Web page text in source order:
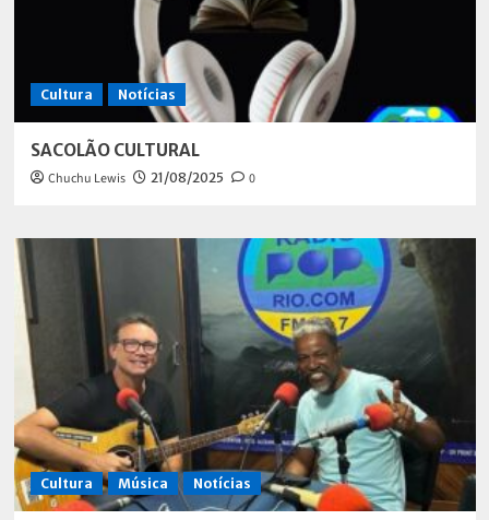
Cultura Notícias
SACOLÃO CULTURAL
Chuchu Lewis 21/08/2025 0
Cultura Música Notícias